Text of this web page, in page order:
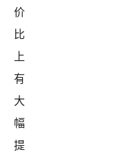
价
比
上
有
大
幅
提